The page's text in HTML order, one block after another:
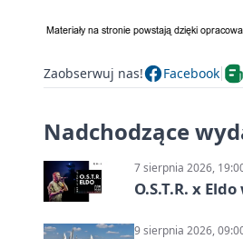
Zaobserwuj nas! Facebook
Nadchodzące
7 sierpnia 2026,
O.S.T.R. x
9 sierpnia 2026,